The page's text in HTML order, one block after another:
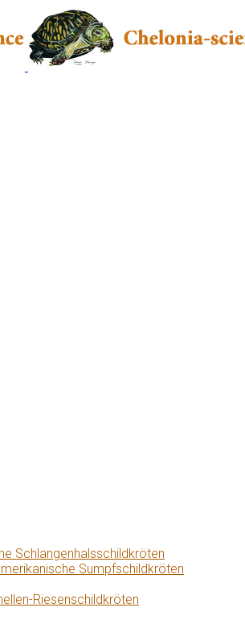
Schlangenhalsschildkröten
Sumpfschildkröten
Riesenschildkröten